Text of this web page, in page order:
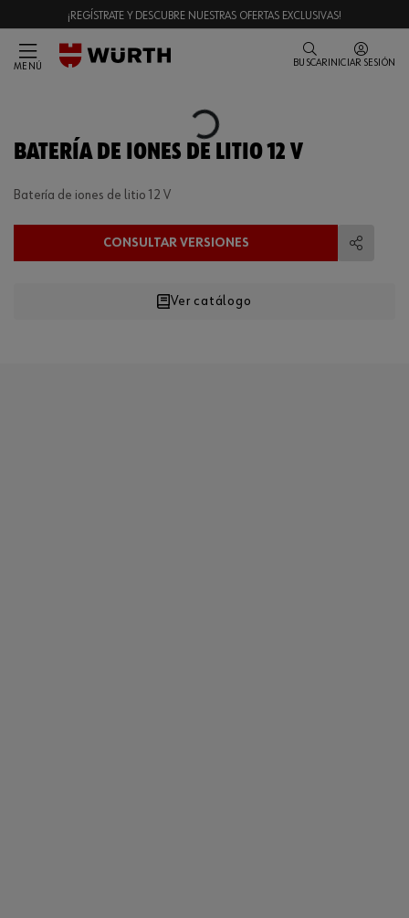
¡REGÍSTRATE Y DESCUBRE NUESTRAS OFERTAS EXCLUSIVAS!
MENÚ BUSCAR INICIAR SESIÓN
Loading...
BATERÍA DE IONES DE LITIO 12 V
Batería de iones de litio 12 V
CONSULTAR VERSIONES
Ver catálogo